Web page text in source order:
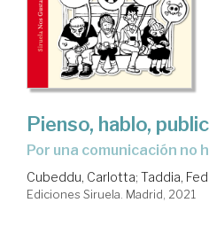
Pienso, hablo,
por una comunicación no
Cubeddu, Carlotta; Taddia,
Ediciones Siruela. Madrid, 2021